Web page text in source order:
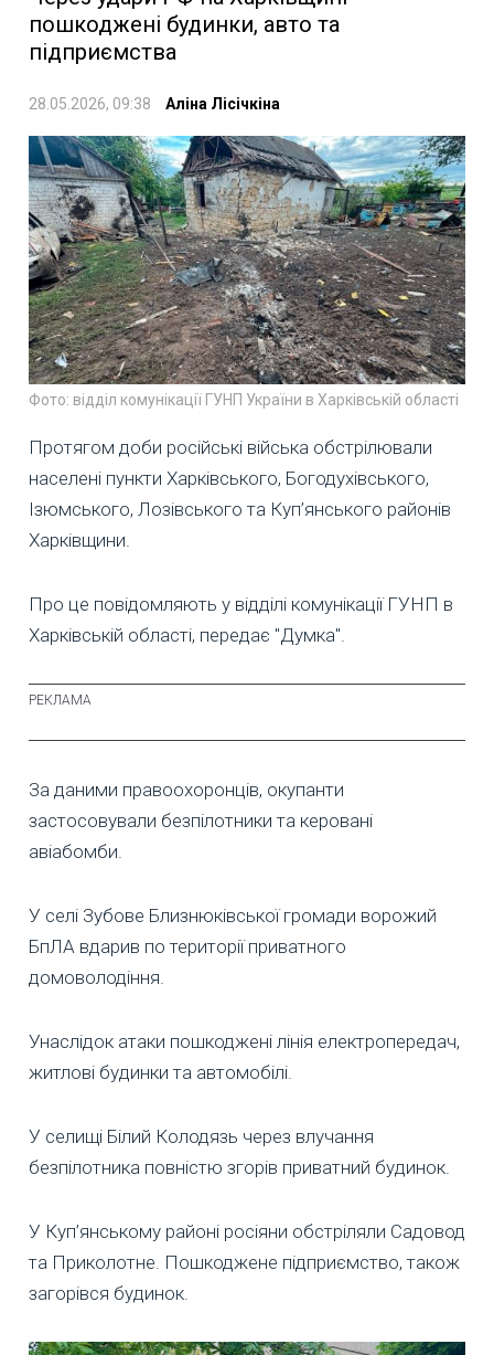
пошкоджені будинки, авто та
підприємства
28.05.2026, 09:38 Аліна Лісічкіна
Фото: відділ комунікації ГУНП України в Харківській області
Протягом доби російські війська обстрілювали
населені пункти Харківського, Богодухівського,
Ізюмського, Лозівського та Куп’янського районів
Харківщини.
Про це повідомляють у відділі комунікації ГУНП в
Харківській області, передає "Думка".
За даними правоохоронців, окупанти
застосовували безпілотники та керовані
авіабомби.
У селі Зубове Близнюківської громади ворожий
БпЛА вдарив по території приватного
домоволодіння.
Унаслідок атаки пошкоджені лінія електропередач,
житлові будинки та автомобілі.
У селищі Білий Колодязь через влучання
безпілотника повністю згорів приватний будинок.
У Куп’янському районі росіяни обстріляли Садовод
та Приколотне. Пошкоджене підприємство, також
загорівся будинок.